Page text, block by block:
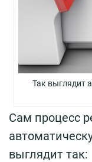
Так выглядит
Сам процесс
выглядит так: